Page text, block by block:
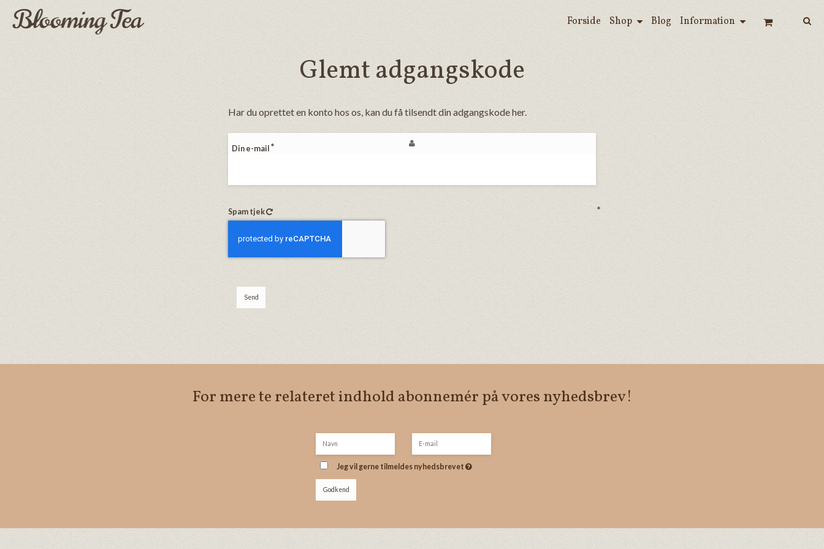
Forside Shop Blog Information
Glemt adgangskode
Har du oprettet en konto hos os, kan du få tilsendt din adgangskode her.
Din e-mail
Spam tjek
Send
For mere te relateret indhold abonnemér på vores nyhedsbrev!
Jeg vil gerne tilmeldes nyhedsbrevet
Godkend